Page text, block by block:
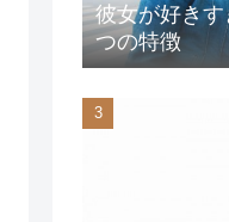
彼女が好きす
つの特徴